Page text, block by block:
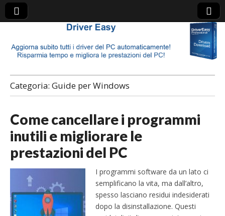
Driver Detective
Categoria: Guide per Windows
Come cancellare i programmi
inutili e migliorare le
prestazioni del PC
I programmi software da un lato ci
semplificano la vita, ma dall’altro,
spesso lasciano residui indesiderati
dopo la disinstallazione. Questi